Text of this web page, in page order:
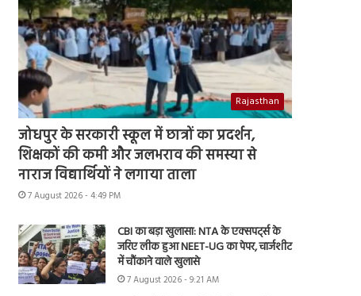
Rajasthan
जोधपुर के सरकारी स्कूल में छात्रों का प्रदर्शन,
शिक्षकों की कमी और जलभराव की समस्या से
नाराज विद्यार्थियों ने लगाया ताला
7 August 2026 - 4:49 PM
CBI का बड़ा खुलासा: NTA के एक्सपर्ट्स के
जरिए लीक हुआ NEET-UG का पेपर, चार्जशीट
में चौंकाने वाले खुलासे
7 August 2026 - 9:21 AM